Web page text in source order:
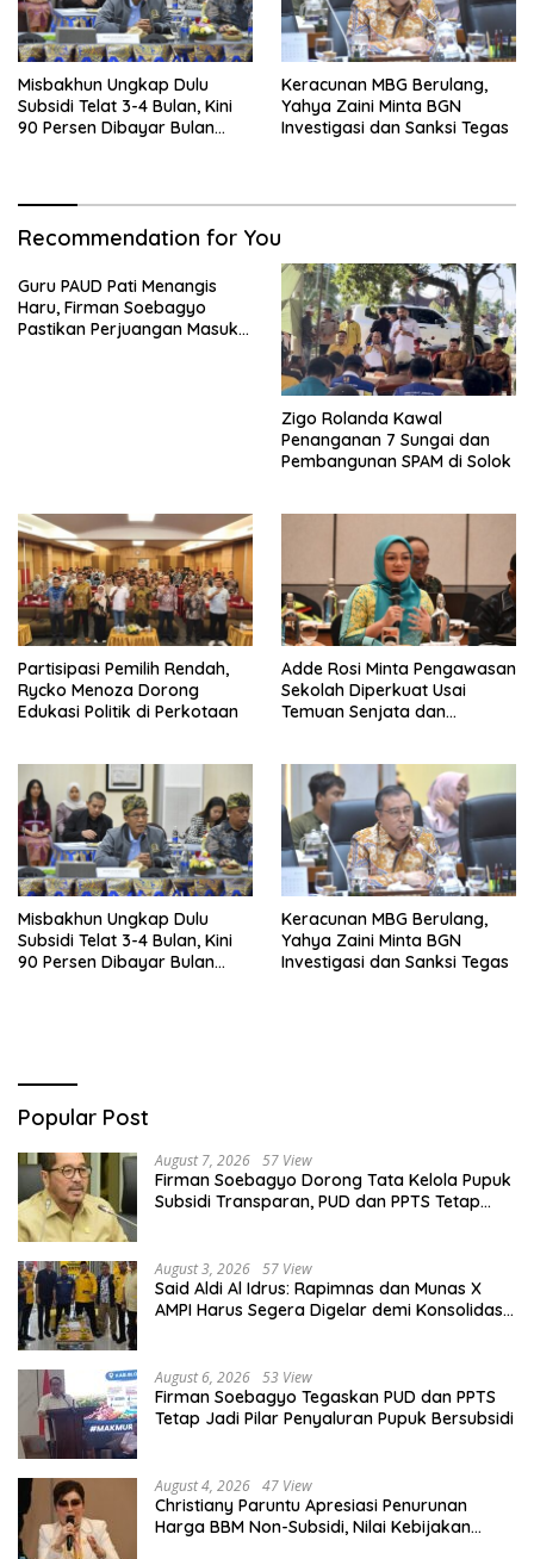
Misbakhun Ungkap Dulu
Subsidi Telat 3-4 Bulan, Kini
90 Persen Dibayar Bulan
Keracunan MBG Berulang,
Yahya Zaini Minta BGN
Investigasi dan Sanksi Tegas
Recommendation for You
Guru PAUD Pati Menangis
Haru, Firman Soebagyo
Pastikan Perjuangan Masuk
Zigo Rolanda Kawal
Penanganan 7 Sungai dan
Pembangunan SPAM di Solok
Partisipasi Pemilih Rendah,
Rycko Menoza Dorong
Edukasi Politik di Perkotaan
Adde Rosi Minta Pengawasan
Sekolah Diperkuat Usai
Temuan Senjata dan
Misbakhun Ungkap Dulu
Subsidi Telat 3-4 Bulan, Kini
90 Persen Dibayar Bulan
Keracunan MBG Berulang,
Yahya Zaini Minta BGN
Investigasi dan Sanksi Tegas
Popular Post
August 7, 2026 57 View
Firman Soebagyo Dorong Tata Kelola Pupuk
Subsidi Transparan, PUD dan PPTS Tetap
August 3, 2026 57 View
Said Aldi Al Idrus: Rapimnas dan Munas X
AMPI Harus Segera Digelar demi Konsolidasi
August 6, 2026 53 View
Firman Soebagyo Tegaskan PUD dan PPTS
Tetap Jadi Pilar Penyaluran Pupuk Bersubsidi
August 4, 2026 47 View
Christiany Paruntu Apresiasi Penurunan
Harga BBM Non-Subsidi, Nilai Kebijakan